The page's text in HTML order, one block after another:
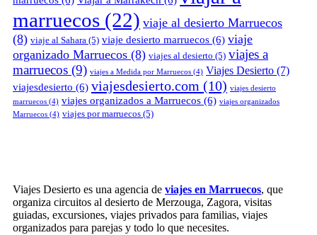
marruecos (22) viaje al desierto Marruecos
(8) viaje al Sahara (5) viaje desierto marruecos (6) viaje
organizado Marruecos (8) viajes al desierto (5) viajes a
marruecos (9) viajes a Medida por Marruecos (4) Viajes Desierto (7)
viajesdesierto (6) viajesdesierto.com (10) viajes desierto
marruecos (4) viajes organizados a Marruecos (6) viajes organizados
Marruecos (4) viajes por marruecos (5)
Viajes Desierto es una agencia de viajes en Marruecos, que
organiza circuitos al desierto de Merzouga, Zagora, visitas
guiadas, excursiones, viajes privados para familias, viajes
organizados para parejas y todo lo que necesites.